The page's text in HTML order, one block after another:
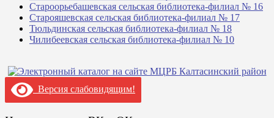
Староорьебашевская сельская библиотека-филиал № 16
Старояшевская сельская библиотека-филиал № 17
Тюльдинская сельская библиотека-филиал № 18
Чилибеевская сельская библиотека-филиал № 10
Версия слабовидящим!